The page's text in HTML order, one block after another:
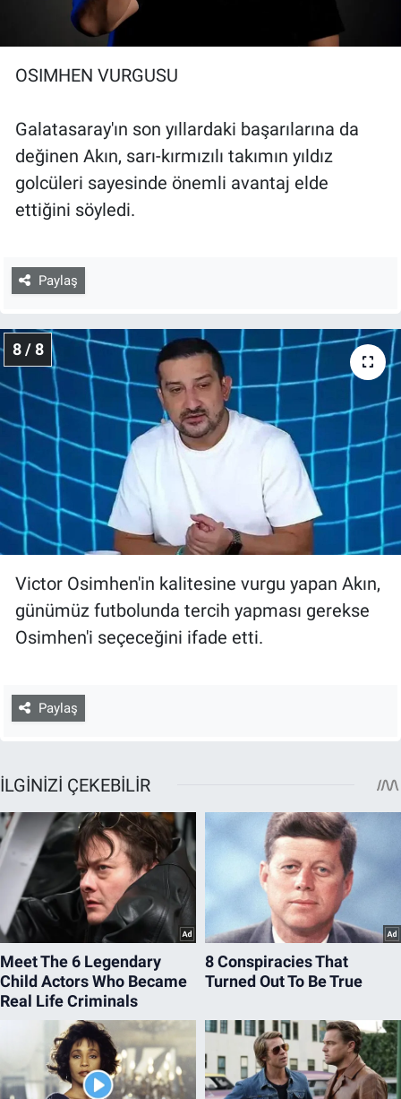
OSIMHEN VURGUSU
Galatasaray'ın son yıllardaki başarılarına da
değinen Akın, sarı-kırmızılı takımın yıldız
golcüleri sayesinde önemli avantaj elde
ettiğini söyledi.
Paylaş
8 / 8
Victor Osimhen'in kalitesine vurgu yapan Akın,
günümüz futbolunda tercih yapması gerekse
Osimhen'i seçeceğini ifade etti.
Paylaş